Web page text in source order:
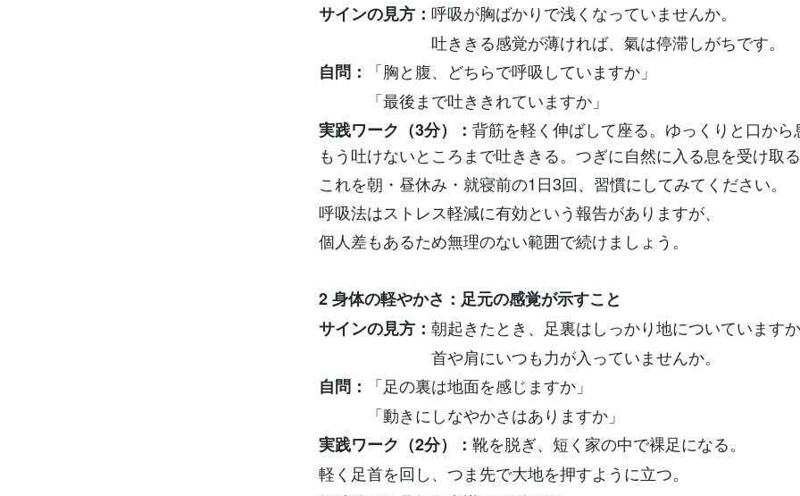
サインの見方： 呼吸が胸ばかりで浅くなっていませんか。
吐ききる感覚が薄ければ、氣は停滞しがちです。
自問：
「胸と腹、どちらで呼吸していますか」
「最後まで吐ききれていますか」
実践ワーク（3分）： 背筋を軽く伸ばして座る。ゆっくりと口から
もう吐けないところまで吐ききる。つぎに自然に入る息を受け取
これを朝・昼休み・就寝前の1日3回、習慣にしてみてください。
呼吸法はストレス軽減に有効という報告がありますが、
個人差もあるため無理のない範囲で続けましょう。
2 身体の軽やかさ：足元の感覚が示すこと
サインの見方： 朝起きたとき、足裏はしっかり地についています
首や肩にいつも力が入っていませんか。
自問：
「足の裏は地面を感じますか」
「動きにしなやかさはありますか」
実践ワーク（2分）： 靴を脱ぎ、短く家の中で裸足になる。
軽く足首を回し、つま先で大地を押すように立つ。